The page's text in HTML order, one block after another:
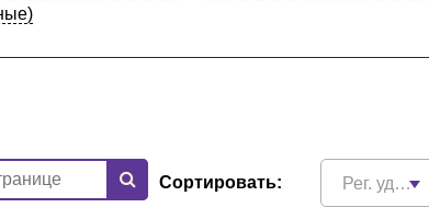
Сортировать: Рег. удостоверения